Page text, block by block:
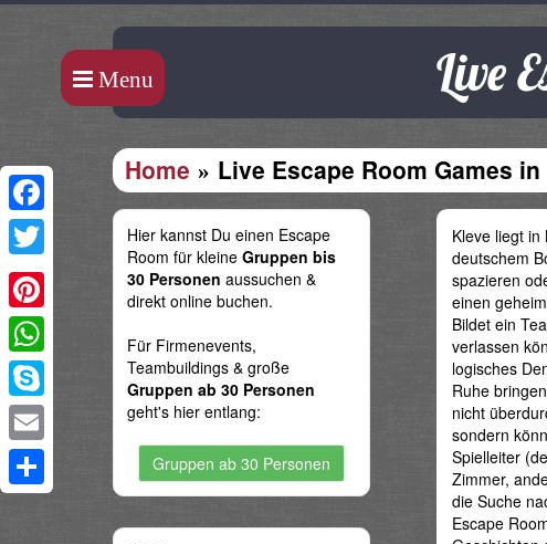
Menu Live
Home Live Escape Room Games
Hier kannst Du einen Escape
Room für kleine Gruppen bis
30 Personen aussuchen &
direkt online buchen.
Für Firmenevents,
Teambuildings & große
Gruppen ab 30 Personen
geht's hier entlang:
Gruppen ab 30 Personen
Kleve liegt
deutschem
spazieren
einen
Bildet ein
verlassen
logisches
Ruhe
nicht
sondern
Spielleiter
Zimmer,
die Suche
Escape
Facebook
Twitter
Pinterest
WhatsApp
Skype
Email